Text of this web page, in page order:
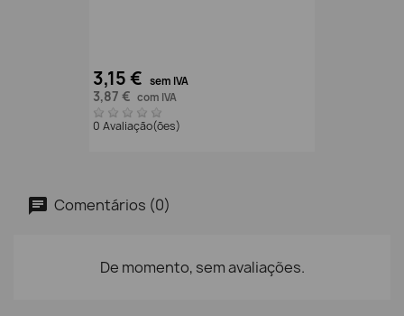
3,15 € sem IVA
3,87 € com IVA
0 Avaliação(ões)
Comentários (0)
De momento, sem avaliações.